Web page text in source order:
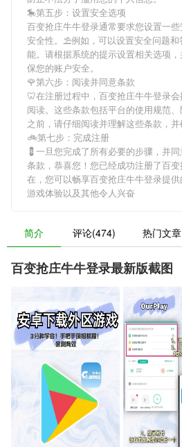
🎠第五步：设置安全选项
百变抢庄牛牛登录通常要求您设置一
安全性。⛱例如，可以设置安全问题和
能。请根据系统的提示设置相关选项
保您的账户安全。
🌹第六步：阅读并同意条款
🦷在注册过程中， 百变抢庄牛牛登录
阅读。这些条款包括平台的使用规范
之前，请仔细阅读并理解这些条款，并
🚲第七步：完成注册
💈一旦您完成了所有必要的步骤，并同
条款，恭喜您！您已经成功注册了百
在，您可以畅享百变抢庄牛牛登录提
游戏体验以及其他令人兴奋
简介 评论(474) 热门文章
百变抢庄牛牛登录最新版截图